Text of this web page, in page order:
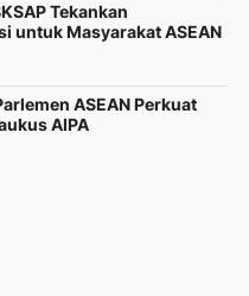
Tekankan
untuk Masyarakat ASEAN
ASEAN Perkuat
AIPA